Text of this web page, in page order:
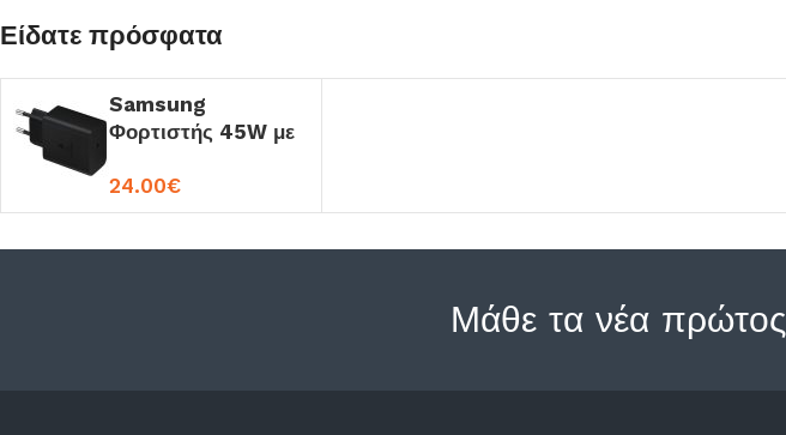
Είδατε πρόσφατα
Samsung
Φορτιστής 45W με
Καλώδιο USB-C
Black (EP-T4510)
24.00€
Μάθε τα νέα πρώτος